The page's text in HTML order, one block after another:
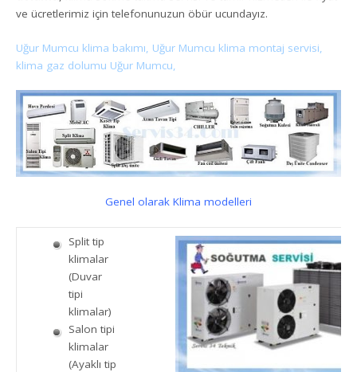
ve ücretlerimiz için telefonunuzun öbür ucundayız.
Uğur Mumcu klima bakımı, Uğur Mumcu klima montaj servisi,
klima gaz dolumu Uğur Mumcu,
Genel olarak Klima modelleri
Split tip
klimalar
(Duvar
tipi
klimalar)
Salon tipi
klimalar
(Ayaklı tip